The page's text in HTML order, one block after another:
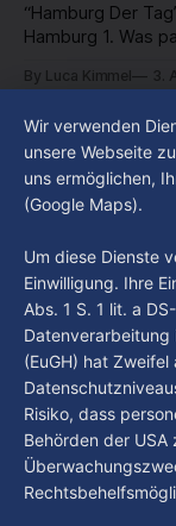
“Hamburg Der
Hamburg 1. Was
in unserer Stadt
By Luca Kimmel 3.
St. Georg:
und
Hamburg
Hauptbahnhof.
Hauptbahnhof,
– unter anderem
Steindamm und
Straftaten und
By Luca Kimmel 3.
Wir verwenden
unsere Webseite
uns ermöglichen,
(Google Maps).
Um diese Dienste
Einwilligung. Ihre
Abs. 1 S. 1 lit. a
Datenverarbeitung
(EuGH) hat
Risiko, dass
Behörden der USA